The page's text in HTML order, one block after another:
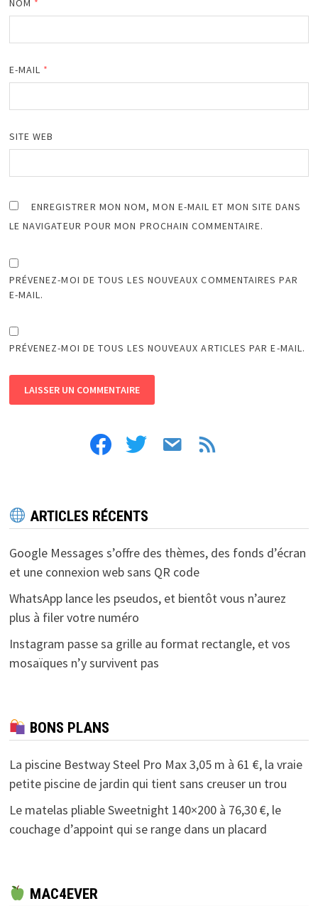
NOM *
E-MAIL *
SITE WEB
ENREGISTRER MON NOM, MON E-MAIL ET MON SITE DANS
LE NAVIGATEUR POUR MON PROCHAIN COMMENTAIRE.
PRÉVENEZ-MOI DE TOUS LES NOUVEAUX COMMENTAIRES PAR
E-MAIL.
PRÉVENEZ-MOI DE TOUS LES NOUVEAUX ARTICLES PAR E-MAIL.
facebooktwitter email feed
ARTICLES RÉCENTS
Google Messages s’offre des thèmes, des fonds d’écran
et une connexion web sans QR code
WhatsApp lance les pseudos, et bientôt vous n’aurez
plus à filer votre numéro
Instagram passe sa grille au format rectangle, et vos
mosaïques n’y survivent pas
BONS PLANS
La piscine Bestway Steel Pro Max 3,05 m à 61 €, la vraie
petite piscine de jardin qui tient sans creuser un trou
Le matelas pliable Sweetnight 140×200 à 76,30 €, le
couchage d’appoint qui se range dans un placard
MAC4EVER